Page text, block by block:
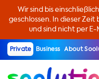
Wir sind bis
geschlossen. In dieser
und sind nicht per
Private Business About